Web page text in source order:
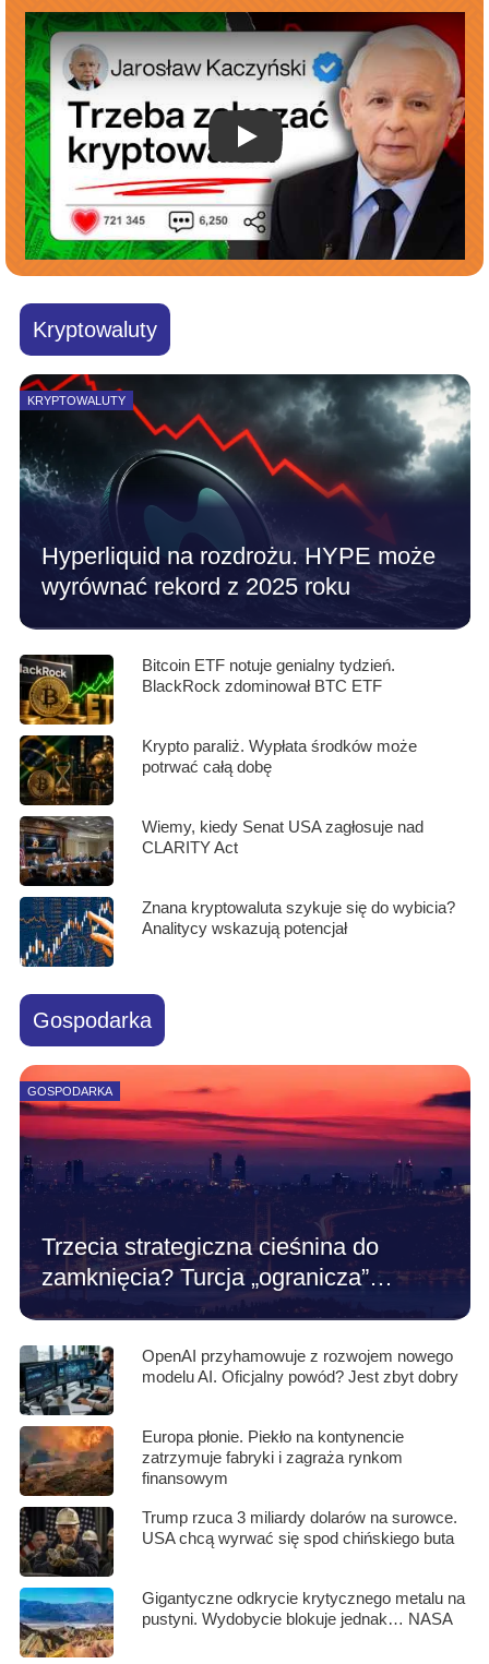
[PILNE]: Polscy politycy oficjalnie zabili kryptowaluty
Kryptowaluty
KRYPTOWALUTY
Hyperliquid na rozdrożu. HYPE może
wyrównać rekord z 2025 roku
Bitcoin ETF notuje genialny tydzień.
BlackRock zdominował BTC ETF
Krypto paraliż. Wypłata środków może
potrwać całą dobę
Wiemy, kiedy Senat USA zagłosuje nad
CLARITY Act
Znana kryptowaluta szykuje się do wybicia?
Analitycy wskazują potencjał
Gospodarka
GOSPODARKA
Trzecia strategiczna cieśnina do
zamknięcia? Turcja „ogranicza”…
OpenAI przyhamowuje z rozwojem nowego
modelu AI. Oficjalny powód? Jest zbyt dobry
Europa płonie. Piekło na kontynencie
zatrzymuje fabryki i zagraża rynkom
finansowym
Trump rzuca 3 miliardy dolarów na surowce.
USA chcą wyrwać się spod chińskiego buta
Gigantyczne odkrycie krytycznego metalu na
pustyni. Wydobycie blokuje jednak… NASA